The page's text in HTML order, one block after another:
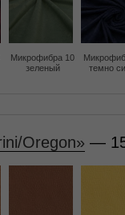
Микрофибра 10
зеленый
темно
Oregon» —